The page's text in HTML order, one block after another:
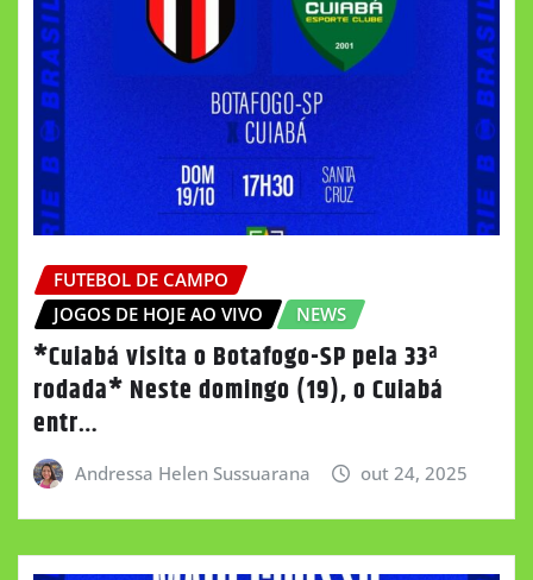
FUTEBOL DE CAMPO
JOGOS DE HOJE AO VIVO
NEWS
*Cuiabá visita o Botafogo-SP pela 33ª
rodada* Neste domingo (19), o Cuiabá
entr…
Andressa Helen Sussuarana out 24, 2025